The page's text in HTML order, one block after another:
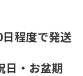
程度で発送
日・お盆期